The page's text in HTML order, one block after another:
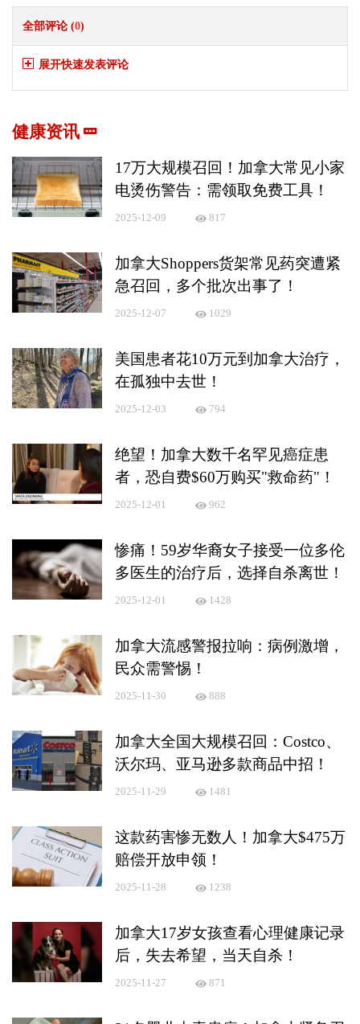
全部评论 (0)
展开快速发表评论
健康资讯
17万大规模召回！加拿大常见小家
电烫伤警告：需领取免费工具！
2025-12-09 817
加拿大Shoppers货架常见药突遭紧
急召回，多个批次出事了！
2025-12-07 1029
美国患者花10万元到加拿大治疗，
在孤独中去世！
2025-12-03 794
绝望！加拿大数千名罕见癌症患
者，恐自费$60万购买"救命药"！
2025-12-01 962
惨痛！59岁华裔女子接受一位多伦
多医生的治疗后，选择自杀离世！
2025-12-01 1428
加拿大流感警报拉响：病例激增，
民众需警惕！
2025-11-30 888
加拿大全国大规模召回：Costco、
沃尔玛、亚马逊多款商品中招！
2025-11-29 1481
这款药害惨无数人！加拿大$475万
赔偿开放申领！
2025-11-28 1238
加拿大17岁女孩查看心理健康记录
后，失去希望，当天自杀！
2025-11-27 871